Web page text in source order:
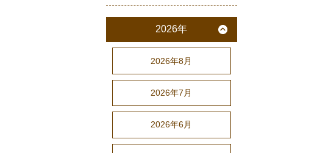
2026年
2026年8月
2026年7月
2026年6月